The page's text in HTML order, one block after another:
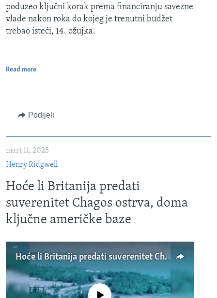
poduzeo ključni korak prema financiranju savezne
vlade nakon roka do kojeg je trenutni budžet
trebao isteći, 14. ožujka.
Read more
Podijeli
mart 11, 2025
Henry Ridgwell
Hoće li Britanija predati
suverenitet Chagos ostrva, doma
ključne američke baze
Hoće li Britanija predati suverenitet Chagos ostrva, doma ključne američke baze
No media source currently available